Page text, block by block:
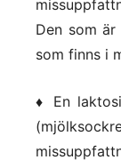
Den som
som finns i
♦ En